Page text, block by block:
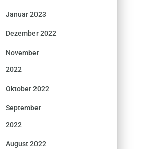
Januar 2023
Dezember 2022
November
2022
Oktober 2022
September
2022
August 2022